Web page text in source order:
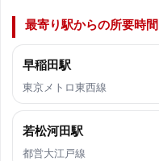
最寄り駅からの所要時間
早稲田駅
東京メトロ東西線
若松河田駅
都営大江戸線